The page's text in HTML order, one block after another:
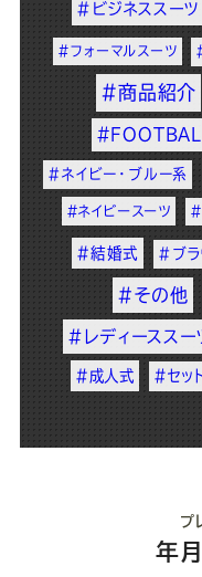
#ビジネススーツ
#フォーマルスーツ
#商品紹介
#ネイビー・ブルー系
#ネイビースーツ #
#結婚式 #ブラ
#その他
#レディーススー
#成人式 #セッ
プ
年